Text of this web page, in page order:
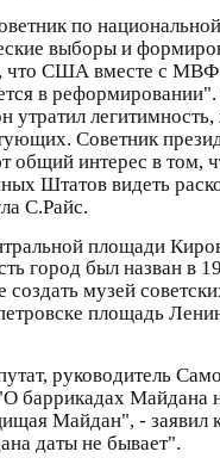
по
выборы и
что США вместе с
в
утратил
Советник
интерес в том,
Штатов видеть
С.Райс.
площади
город был назван в
музей
площадь
руководитель
баррикадах Майдана
Майдан", - заявил
даты не бывает".